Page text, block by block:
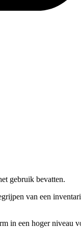
gebruik bevatten.
van een
in een hoger niveau